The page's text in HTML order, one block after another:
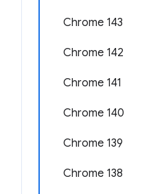
Chrome 143
Chrome 142
Chrome 141
Chrome 140
Chrome 139
Chrome 138